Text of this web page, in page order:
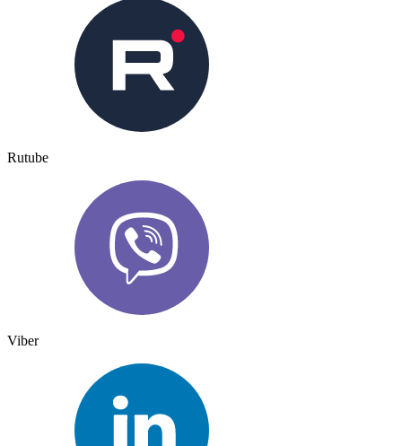
Rutube
Viber